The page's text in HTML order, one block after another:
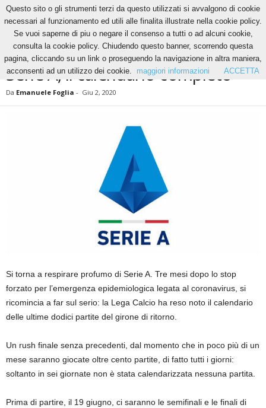
News Serie A, il calendario completo
NEWS
Serie A, il calendario completo
Da Emanuele Foglia - Giu 2, 2020
Si torna a respirare profumo di Serie A. Tre mesi dopo lo stop
forzato per l’emergenza epidemiologica legata al coronavirus, si
ricomincia a far sul serio: la Lega Calcio ha reso noto il calendario
delle ultime dodici partite del girone di ritorno.
Un rush finale senza precedenti, dal momento che in poco più di un
mese saranno giocate oltre cento partite, di fatto tutti i giorni:
soltanto in sei giornate non è stata calendarizzata nessuna partita.
Prima di partire, il 19 giugno, ci saranno le semifinali e le finali di
Questo sito o gli strumenti terzi da questo utilizzati si avvalgono di cookie
necessari al funzionamento ed utili alle finalita illustrate nella cookie policy.
Se vuoi saperne di piu o negare il consenso a tutti o ad alcuni cookie,
consulta la cookie policy. Chiudendo questo banner, scorrendo questa
pagina, cliccando su un link o proseguendo la navigazione in altra maniera,
acconsenti ad un utilizzo dei cookie.
maggiori informazioni ACCETTA